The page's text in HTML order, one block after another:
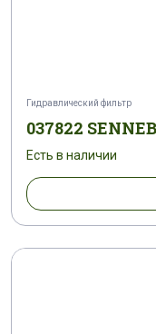
Гидравлический фильтр
037822
Есть в наличии